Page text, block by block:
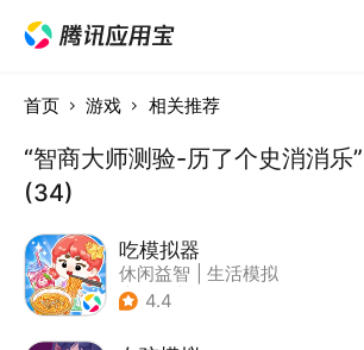
首页 游戏 相关推荐
“智商大师测验-历了个史消消乐
(34)
吃模拟器
休闲益智
生活模拟
| 美食
4.4